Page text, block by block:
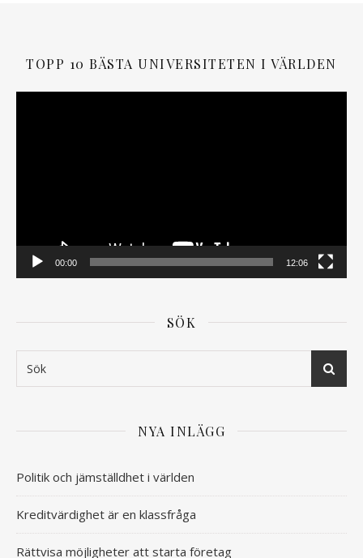
TOPP 10 BÄSTA UNIVERSITETEN I VÄRLDEN
00:00 12:06
SÖK
NYA INLÄGG
Politik och jämställdhet i världen
Kreditvärdighet är en klassfråga
Rättvisa möjligheter att starta företag